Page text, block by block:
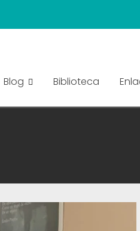
Blog Biblioteca